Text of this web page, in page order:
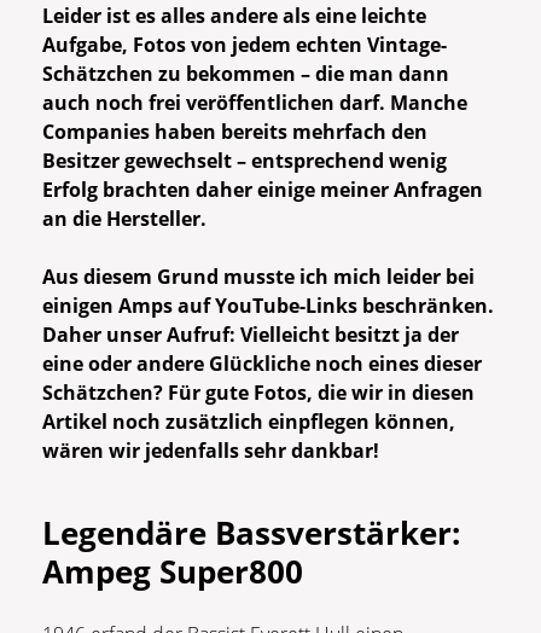
Leider ist es alles andere als eine leichte
Aufgabe, Fotos von jedem echten Vintage-
Schätzchen zu bekommen – die man dann
auch noch frei veröffentlichen darf. Manche
Companies haben bereits mehrfach den
Besitzer gewechselt – entsprechend wenig
Erfolg brachten daher einige meiner Anfragen
an die Hersteller.
Aus diesem Grund musste ich mich leider bei
einigen Amps auf YouTube-Links beschränken.
Daher unser Aufruf: Vielleicht besitzt ja der
eine oder andere Glückliche noch eines dieser
Schätzchen? Für gute Fotos, die wir in diesen
Artikel noch zusätzlich einpflegen können,
wären wir jedenfalls sehr dankbar!
Legendäre Bassverstärker:
Ampeg Super800